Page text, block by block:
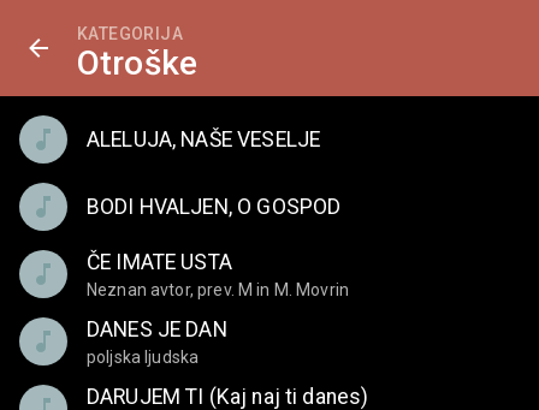
KATEGORIJA
Otroške
ALELUJA, NAŠE VESELJE
BODI HVALJEN, O GOSPOD
ČE IMATE USTA
Neznan avtor, prev. M in M. Movrin
DANES JE DAN
poljska ljudska
DARUJEM TI (Kaj naj ti danes)